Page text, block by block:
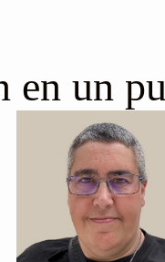
un